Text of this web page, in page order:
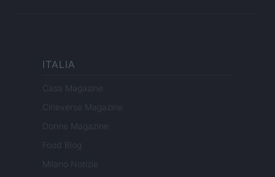
ITALIA
Casa Magazine
Cineverse Magazine
Donne Magazine
Food Blog
Milano Notizie